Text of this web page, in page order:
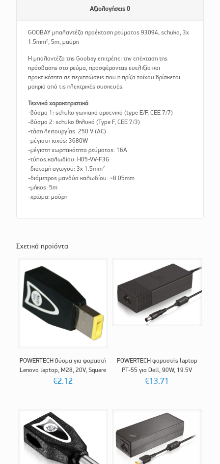
Αξιολογήσεις 0
GOOBAY μπαλαντέζα προέκταση ρεύματος 93094, schuko, 3x
1.5mm², 5m, μαύρη
Η μπαλαντέζα της Goobay επιτρέπει την επέκταση της
πρόσβασης στο ρεύμα, προσφέροντας ευελιξία και
πρακτικότητα σε περιπτώσεις που η πρίζα τοίχου βρίσκεται
μακριά από τις ηλεκτρικές συσκευές.
Τεχνικά χαρακτηριστικά
-βύσμα 1: schuko γωνιακό αρσενικό (type E/F, CEE 7/7)
-βύσμα 2: schuko θηλυκό (Type F, CEE 7/3)
-τάση λειτουργίας: 250 V (AC)
-μέγιστη ισχύς: 3680W
-μέγιστη χωρητικότητα ρεύματος: 16A
-τύπος καλωδίου: H05-VV-F3G
-διατομή αγωγού: 3x 1.5mm²
-διάμετρος μανδύα καλωδίου: ~8.05mm
-μήκος: 5m
-χρώμα: μαύρη
Σχετικά προϊόντα
POWERTECH βύσμα για φορτιστή
Lenovo laptop, M28, 20V, Square
€2.12
POWERTECH φορτιστής laptop
PT-55 για Dell, 90W, 19.5V
€13.71